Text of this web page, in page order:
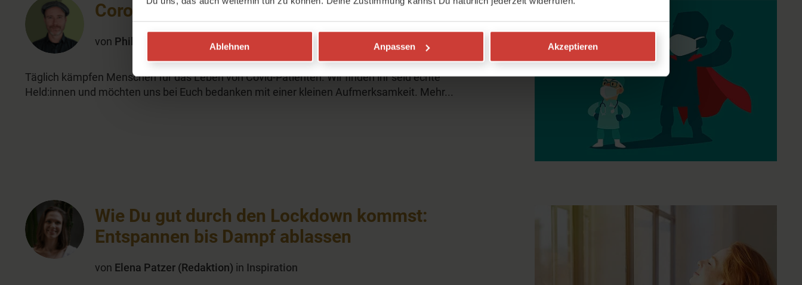
Ablehnen Anpassen Akzeptieren
Corona-Held:innen gesucht
von Philipp (Redaktion) in Inspiration
Täglich kämpfen Menschen für das Leben von Covid-Patienten. Wir finden ihr seid echte
Held:innen und möchten uns bei Euch bedanken mit einer kleinen Aufmerksamkeit. Mehr...
Wie Du gut durch den Lockdown kommst:
Entspannen bis Dampf ablassen
von Elena Patzer (Redaktion) in Inspiration